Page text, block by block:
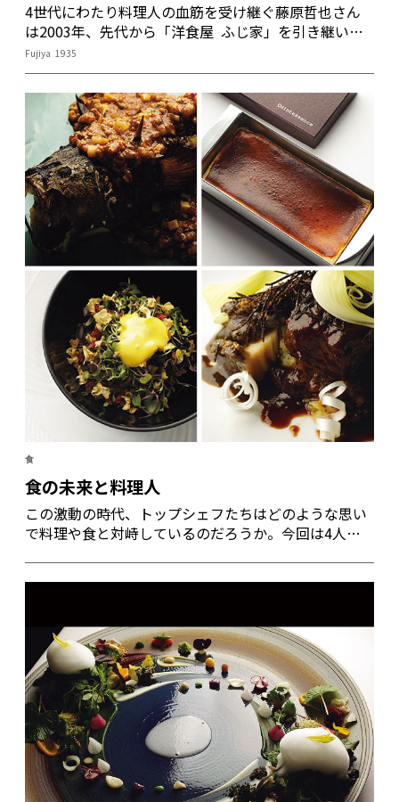
4世代にわたり料理人の血筋を受け継ぐ藤原哲也さん
は2003年、先代から「洋食屋 ふじ家」を引き継いで
「Fujiya 1935」をスタート。さらに2012年、新境地
を開いた。以来、「季節の食材を使って、おいしい記
憶を呼び起こす料理」をコンセプトに、五感に訴える
おいしさへの追求を続けている。
Fujiya 1935
食
食の未来と料理人
この激動の時代、トップシェフたちはどのような思い
で料理や食と対峙しているのだろうか。今回は4人の